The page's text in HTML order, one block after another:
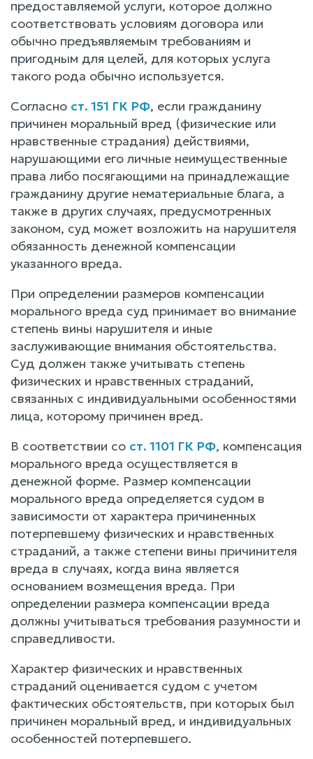
предоставляемой услуги, которое должно
соответствовать условиям договора или
обычно предъявляемым требованиям и
пригодным для целей, для которых услуга
такого рода обычно используется.
Согласно ст. 151 ГК РФ, если гражданину
причинен моральный вред (физические или
нравственные страдания) действиями,
нарушающими его личные неимущественные
права либо посягающими на принадлежащие
гражданину другие нематериальные блага, а
также в других случаях, предусмотренных
законом, суд может возложить на нарушителя
обязанность денежной компенсации
указанного вреда.
При определении размеров компенсации
морального вреда суд принимает во внимание
степень вины нарушителя и иные
заслуживающие внимания обстоятельства.
Суд должен также учитывать степень
физических и нравственных страданий,
связанных с индивидуальными особенностями
лица, которому причинен вред.
В соответствии со ст. 1101 ГК РФ, компенсация
морального вреда осуществляется в
денежной форме. Размер компенсации
морального вреда определяется судом в
зависимости от характера причиненных
потерпевшему физических и нравственных
страданий, а также степени вины причинителя
вреда в случаях, когда вина является
основанием возмещения вреда. При
определении размера компенсации вреда
должны учитываться требования разумности и
справедливости.
Характер физических и нравственных
страданий оценивается судом с учетом
фактических обстоятельств, при которых был
причинен моральный вред, и индивидуальных
особенностей потерпевшего.